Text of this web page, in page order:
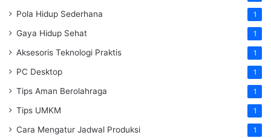
Pola Hidup Sederhana 1
Gaya Hidup Sehat 1
Aksesoris Teknologi Praktis 1
PC Desktop 1
Tips Aman Berolahraga 1
Tips UMKM 1
Cara Mengatur Jadwal Produksi 1